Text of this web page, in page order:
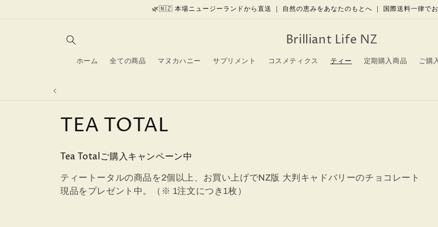
🌿🇳🇿 本場ニュージーランドから直送 ｜ 自然の恵みをあなたのもとへ ｜ 国際送料一律でお
Brilliant Life NZ
ホーム 全ての商品 マヌカハニー サプリメント コスメティクス ティー 定期購入商品 ご購
コ
レ
ク
シ
TEA TOTAL
Tea Totalご購入キャンペーン中
ティートータルの商品を2個以上、お買い上げでNZ版 大判キャドバリーのチョコレート
現品をプレゼント中。（※ 1注文につき1枚）